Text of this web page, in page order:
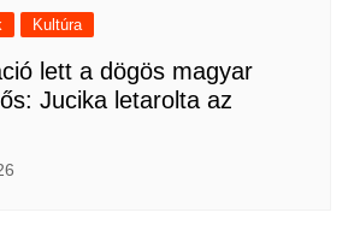
Kultúra
lett a dögös magyar
Jucika letarolta az